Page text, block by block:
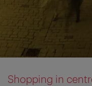
Shopping in